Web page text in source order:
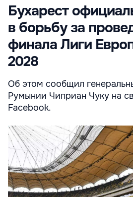
Бухарест
в борьбу за
финала Лиги
2028
Об этом сообщил
Румынии Чиприан Чуку на
Facebook.